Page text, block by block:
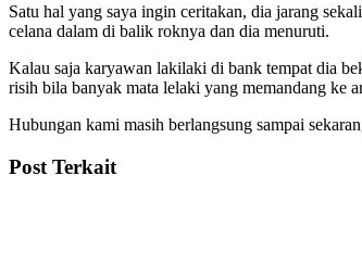
Satu hal yang saya ingin ceritakan, dia jarang
celana dalam di balik roknya dan dia menuruti.
Kalau saja karyawan lakilaki di bank tempat dia
risih bila banyak mata lelaki yang memandang ke
Hubungan kami masih berlangsung sampai
Post Terkait